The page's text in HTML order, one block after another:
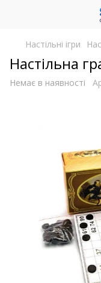
Настільні ігри
Настільна
Немає в наявності